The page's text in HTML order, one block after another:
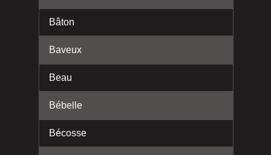
Bâton
Baveux
Beau
Bébelle
Bécosse